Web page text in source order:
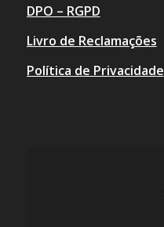
DPO – RGPD
Livro de Reclamações
Política de Privacidade